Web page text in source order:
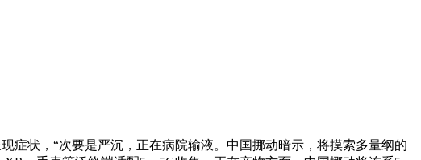
状，“次要是严沉，正在病院输液。中国挪动暗示，将摸索多量纲的